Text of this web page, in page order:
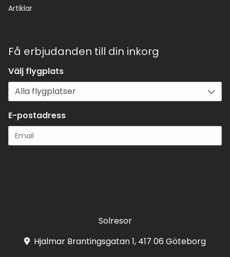
Artiklar
Få erbjudanden till din inkorg
Välj flygplats
E-postadress
Solresor
Hjalmar Brantingsgatan 1, 417 06 Göteborg